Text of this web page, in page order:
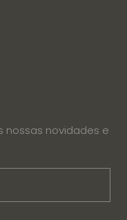
nossas novidades e